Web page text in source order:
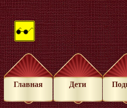
Главная Дети